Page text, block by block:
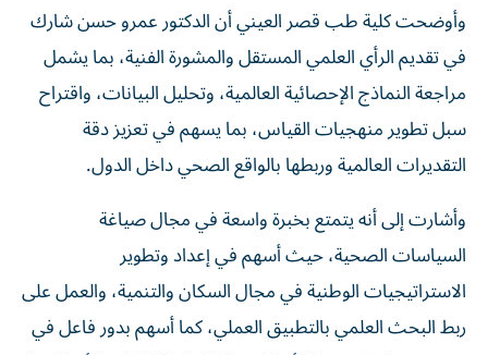
وأوضحت كلية طب قصر العيني أن الدكتور عمرو حسن شارك
في تقديم الرأي العلمي المستقل والمشورة الفنية، بما يشمل
مراجعة النماذج الإحصائية العالمية، وتحليل البيانات، واقتراح
سبل تطوير منهجيات القياس، بما يسهم في تعزيز دقة
التقديرات العالمية وربطها بالواقع الصحي داخل الدول.
وأشارت إلى أنه يتمتع بخبرة واسعة في مجال صياغة
السياسات الصحية، حيث أسهم في إعداد وتطوير
الاستراتيجيات الوطنية في مجال السكان والتنمية، والعمل على
ربط البحث العلمي بالتطبيق العملي، كما أسهم بدور فاعل في